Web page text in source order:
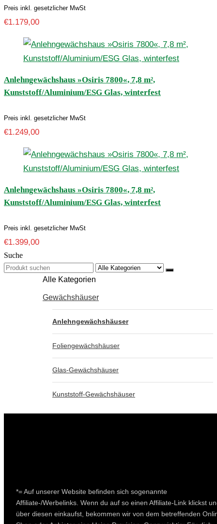
Preis inkl. gesetzlicher MwSt
€1.179,00
Anlehngewächshaus »Osiris 7800«, 7,8 m²,
Kunststoff/Aluminium/ESG Glas, winterfest
Preis inkl. gesetzlicher MwSt
€1.249,00
Anlehngewächshaus »Osiris 7800«, 7,8 m²,
Kunststoff/Aluminium/ESG Glas, winterfest
Preis inkl. gesetzlicher MwSt
€1.399,00
Suche
Search
Alle Kategorien
Gewächshäuser
Anlehngewächshäuser
Foliengewächshäuser
Glas-Gewächshäuser
Kunststoff-Gewächshäuser
*= Auf unserer Website befinden sich sogenannte
Affiliate-/Werbelinks. Wenn du auf so einen Affiliate-Link klickst
über diesen einkaufst, bekommen wir von dem betreffenden